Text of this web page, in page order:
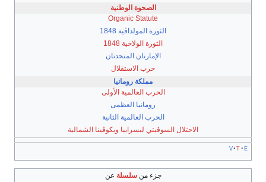
الصحوة الوطنية
Organic Statute
الثورة المولداڤية 1848
الثورة الولاخية 1848
الإمارتان المتحدتان
حرب الاستقلال
مملكة رومانيا
الحرب العالمية الأولى
رومانيا العظمى
الحرب العالمية الثانية
الاحتلال السوڤيتي لبسرابيا وبكوڤينا الشمالية
v t e
جزء منسلسلة عن